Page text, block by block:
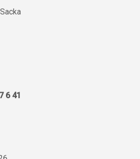
6 41